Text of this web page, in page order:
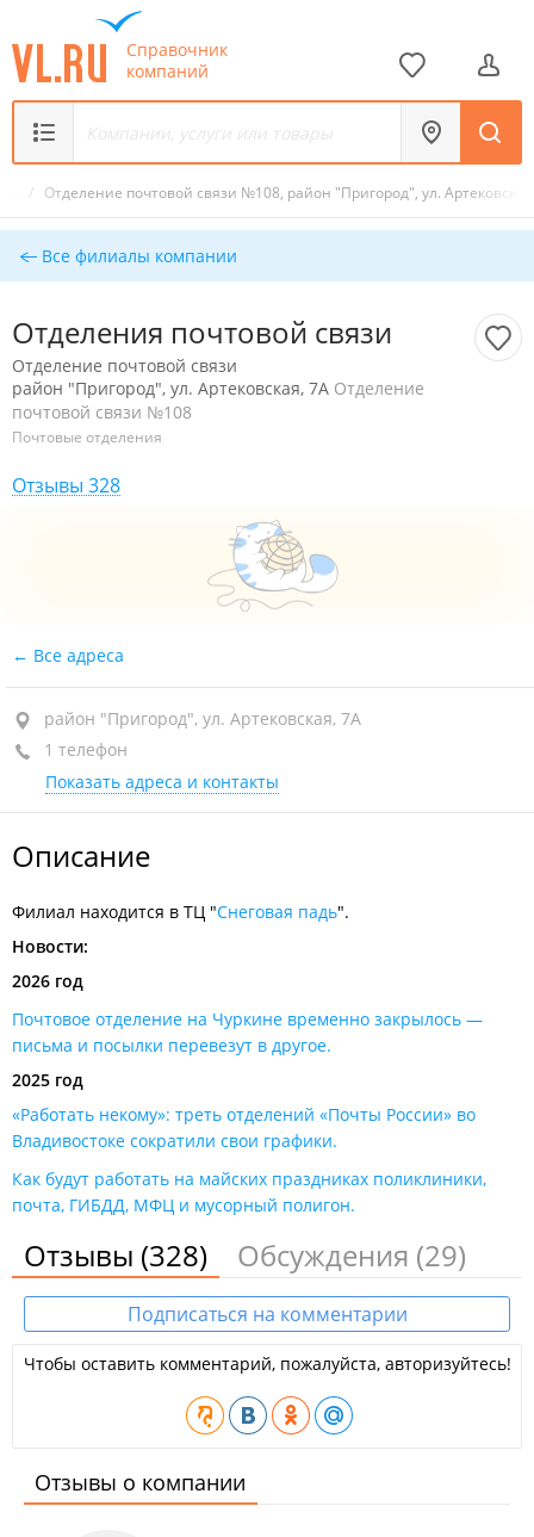
Справочник
компаний
/ Отделение почтовой связи №108, район "Пригород", ул.
Все филиалы компании
Отделения почтовой связи
Отделение почтовой связи
район "Пригород", ул. Артековская, 7А Отделение
почтовой связи №108
Почтовые отделения
Отзывы 328
Все адреса
район "Пригород", ул. Артековская, 7А
1 телефон
Показать адреса и контакты
Описание
Филиал находится в ТЦ "Снеговая падь".
Новости:
2026 год
Почтовое отделение на Чуркине временно закрылось —
письма и посылки перевезут в другое.
2025 год
«Работать некому»: треть отделений «Почты России» во
Владивостоке сократили свои графики​.
Как будут работать на майских праздниках поликлиники,
почта, ГИБДД, МФЦ и мусорный полигон.
Отзывы (328) Обсуждения (29)
Подписаться на комментарии
Чтобы оставить комментарий, пожалуйста, авторизуйтесь!
Отзывы о компании